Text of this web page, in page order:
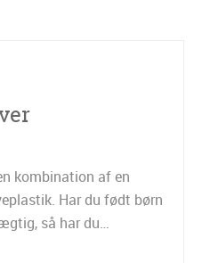
kombination af en
Har du født børn
så har du…